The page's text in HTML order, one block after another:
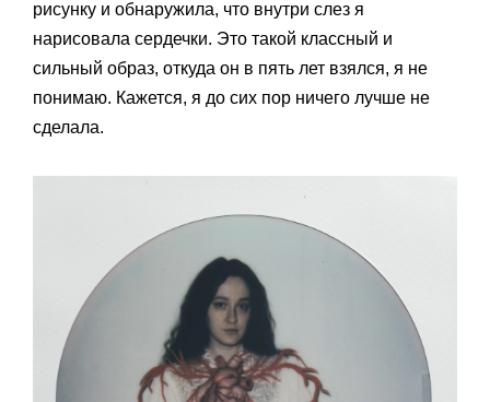
рисунку и обнаружила, что внутри слез я
нарисовала сердечки. Это такой классный и
сильный образ, откуда он в пять лет взялся, я не
понимаю. Кажется, я до сих пор ничего лучше не
сделала.